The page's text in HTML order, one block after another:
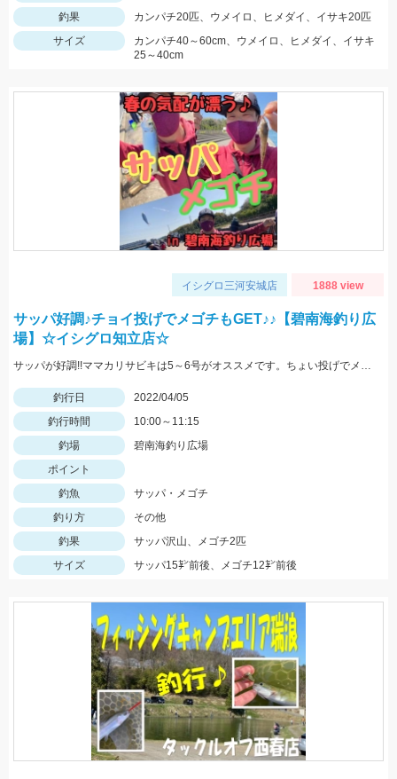
釣果
カンパチ20匹、ウメイロ、ヒメダイ、イサキ20匹
サイズ
カンパチ40～60cm、ウメイロ、ヒメダイ、イサキ
25～40cm
イシグロ三河安城店 1888 view
サッパ好調♪チョイ投げでメゴチもGET♪♪【碧南海釣り広
場】☆イシグロ知立店☆
サッパが好調!!ママカリサビキは5～6号がオススメです。ちょい投げでメゴチも釣れましたよ♪
釣行日
2022/04/05
釣行時間
10:00～11:15
釣場
碧南海釣り広場
ポイント
釣魚
サッパ・メゴチ
釣り方
その他
釣果
サッパ沢山、メゴチ2匹
サイズ
サッパ15㌢前後、メゴチ12㌢前後